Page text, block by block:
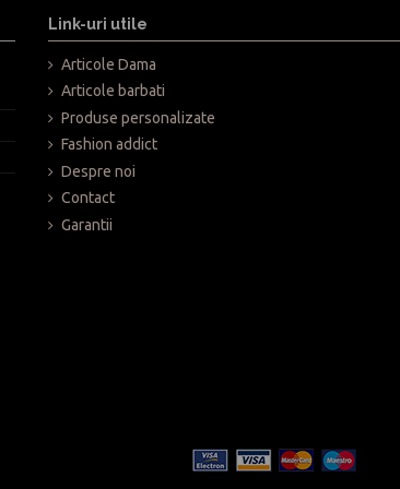
Link-uri utile
Articole Dama
Articole barbati
Produse personalizate
Fashion addict
Despre noi
Contact
Garantii